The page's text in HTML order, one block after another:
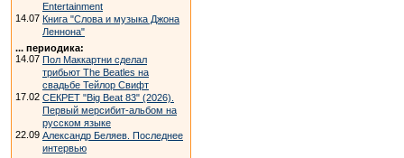
Entertainment
14.07 Книга "Слова и музыка Джона
Леннона"
... периодика:
14.07 Пол Маккартни сделал
трибьют The Beatles на
свадьбе Тейлор Свифт
17.02 СЕКРЕТ "Big Beat 83" (2026).
Первый мерсибит-альбом на
русском языке
22.09 Александр Беляев. Последнее
интервью